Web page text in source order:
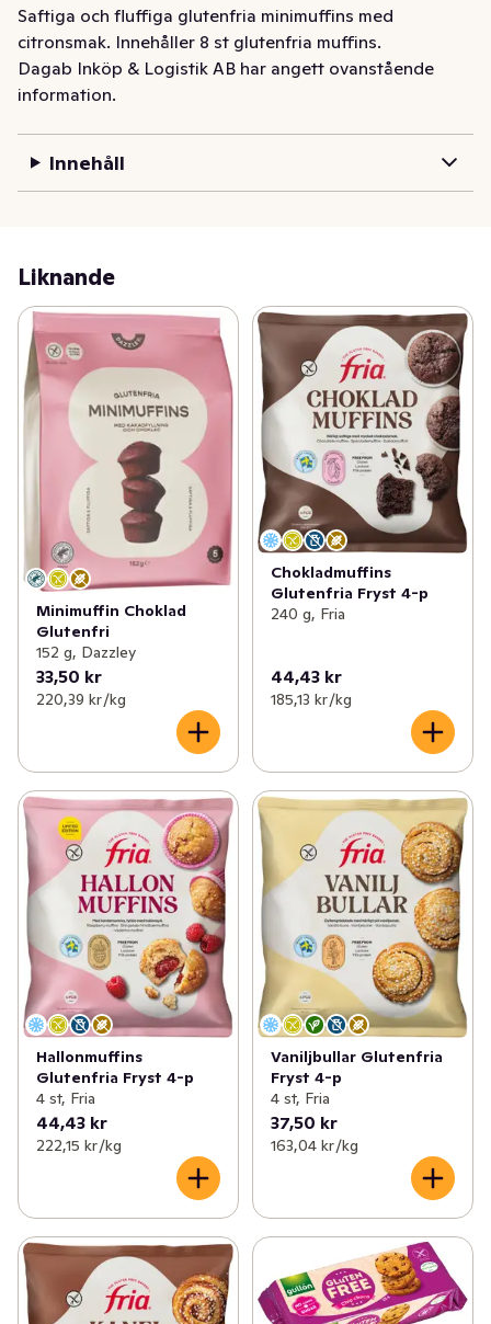
Saftiga och fluffiga glutenfria minimuffins med
citronsmak. Innehåller 8 st glutenfria muffins.
Dagab Inköp & Logistik AB har angett ovanstående
information.
Innehåll
Liknande
Minimuffin Choklad
Glutenfri
152 g, Dazzley
33,50 kr
220,39 kr /kg
Chokladmuffins
Glutenfria Fryst 4-p
240 g, Fria
44,43 kr
185,13 kr /kg
Hallonmuffins
Glutenfria Fryst 4-p
4 st, Fria
44,43 kr
222,15 kr /kg
Vaniljbullar Glutenfria
Fryst 4-p
4 st, Fria
37,50 kr
163,04 kr /kg